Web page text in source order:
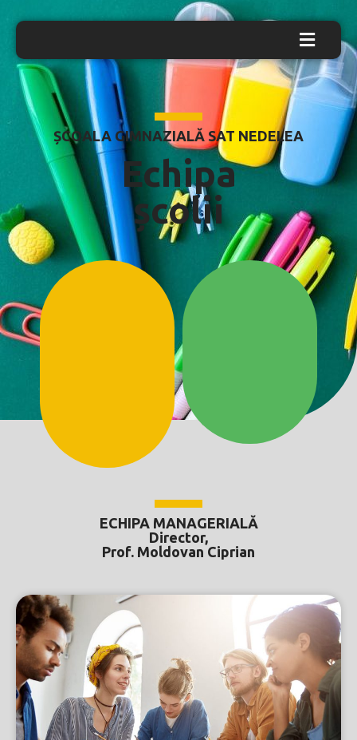
ȘCOALA GIMNAZIALĂ SAT NEDELEA
Echipa
școlii
ECHIPA MANAGERIALĂ
Director,
Prof. Moldovan Ciprian